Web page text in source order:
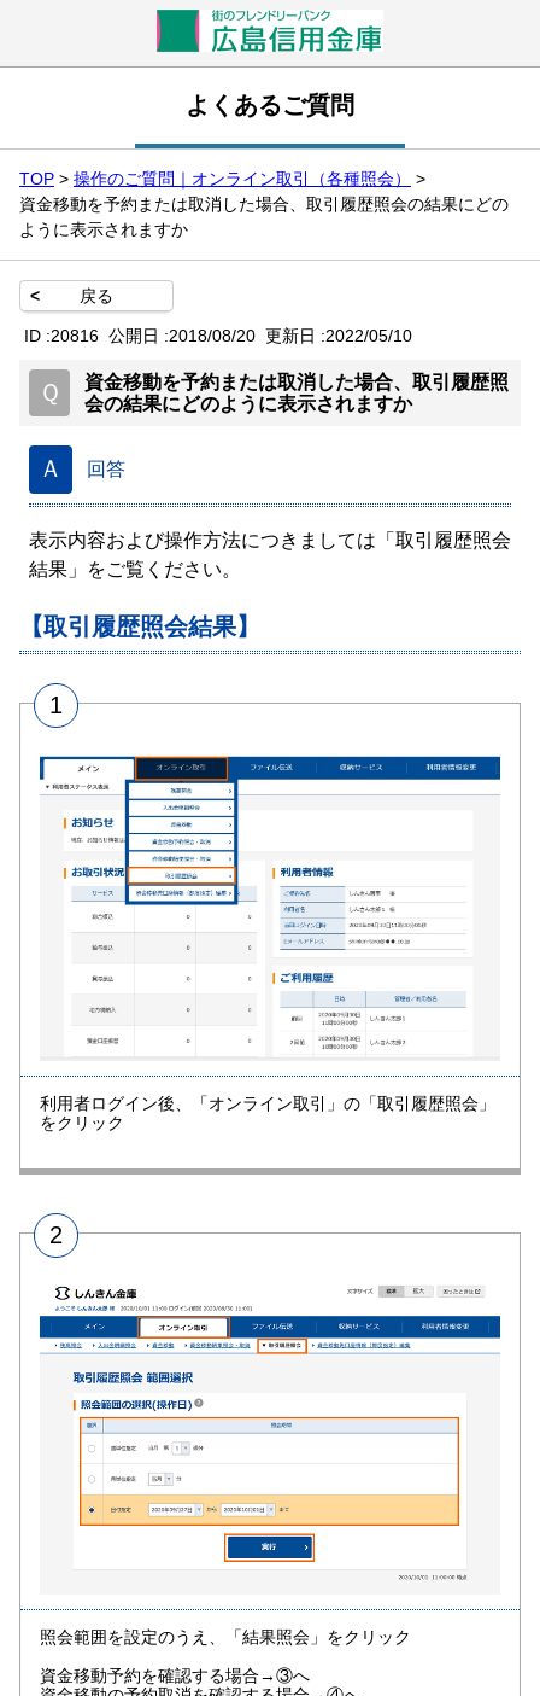
よくあるご質問
TOP > 操作のご質問｜オンライン取引（各種照会）
>
資金移動を予約または取消した場合、取引履歴照会の結果にどの
ように表示されますか
< 戻る
ID :20816 公開日 :2018/08/20 更新日 :2022/05/10
Ｑ
資金移動を予約または取消した場合、取引履歴照
会の結果にどのように表示されますか
Ａ 回答
表示内容および操作方法につきましては「取引履歴照会
結果」をご覧ください。
【取引履歴照会結果】
1
利用者ログイン後、「オンライン取引」の「取引履歴照会」
をクリック
2
照会範囲を設定のうえ、「結果照会」をクリック
資金移動予約を確認する場合→③へ